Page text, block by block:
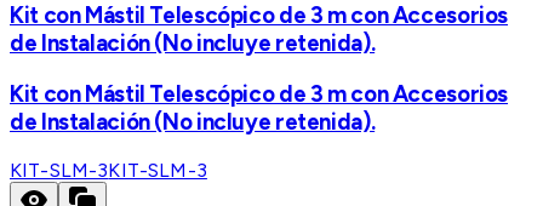
Kit con Mástil Telescópico de 3 m con Accesorios
de Instalación (No incluye retenida).
Kit con Mástil Telescópico de 3 m con Accesorios
de Instalación (No incluye retenida).
KIT-SLM-3KIT-SLM-3